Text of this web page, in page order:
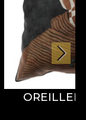
OREILLER